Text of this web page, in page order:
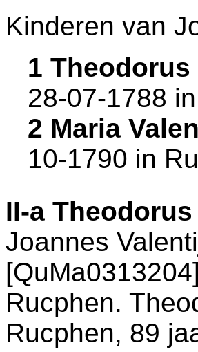
Kinderen van
1 Theodorus
28-07-1788 in
2 Maria
10-1790 in
II-a Theodorus
Joannes
Rucphen.
Rucphen, 89